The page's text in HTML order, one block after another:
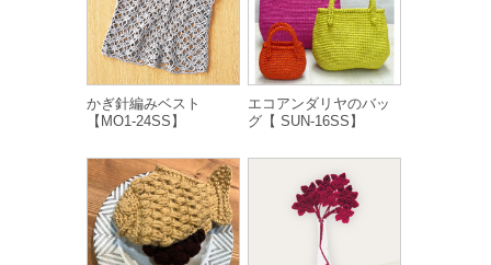
かぎ針編みベスト
【MO1-24SS】
エコアンダリヤのバッ
グ【 SUN-16SS】